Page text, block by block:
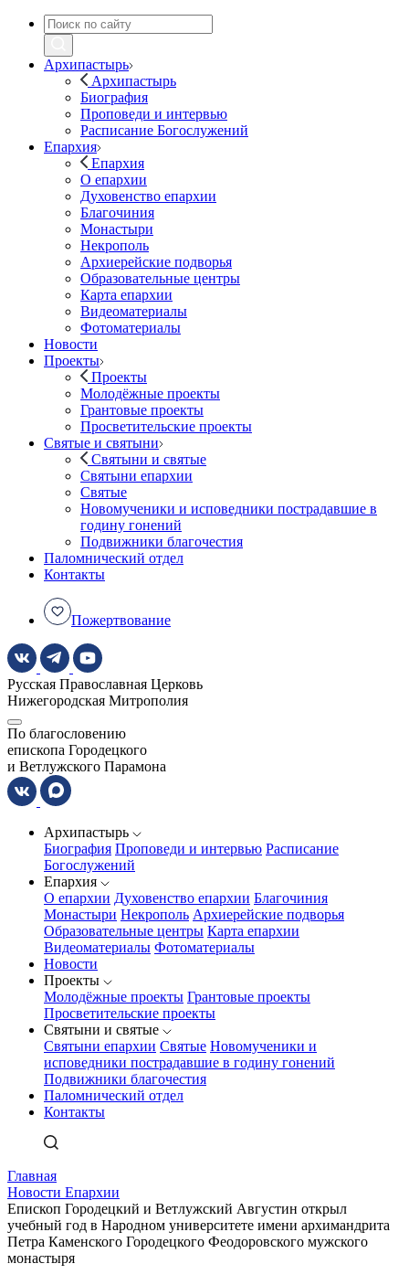
Архипастырь
Архипастырь
Биография
Проповеди и интервью
Расписание Богослужений
Епархия
Епархия
О епархии
Духовенство епархии
Благочиния
Монастыри
Некрополь
Архиерейские подворья
Образовательные центры
Карта епархии
Видеоматериалы
Фотоматериалы
Новости
Проекты
Проекты
Молодёжные проекты
Грантовые проекты
Просветительские проекты
Святые и святыни
Святыни и святые
Святыни епархии
Святые
Новомученики и исповедники пострадавшие в
годину гонений
Подвижники благочестия
Паломнический отдел
Контакты
Пожертвование
Русская Православная Церковь
Нижегородская Митрополия
По благословению
епископа Городецкого
и Ветлужского Парамона
Архипастырь
Биография Проповеди и интервью Расписание
Богослужений
Епархия
О епархии Духовенство епархии Благочиния
Монастыри Некрополь Архиерейские подворья
Образовательные центры Карта епархии
Видеоматериалы Фотоматериалы
Новости
Проекты
Молодёжные проекты Грантовые проекты
Просветительские проекты
Святыни и святые
Святыни епархии Святые Новомученики и
исповедники пострадавшие в годину гонений
Подвижники благочестия
Паломнический отдел
Контакты
Главная
Новости Епархии
Епископ Городецкий и Ветлужский Августин открыл
учебный год в Народном университете имени архимандрита
Петра Каменского Городецкого Феодоровского мужского
монастыря